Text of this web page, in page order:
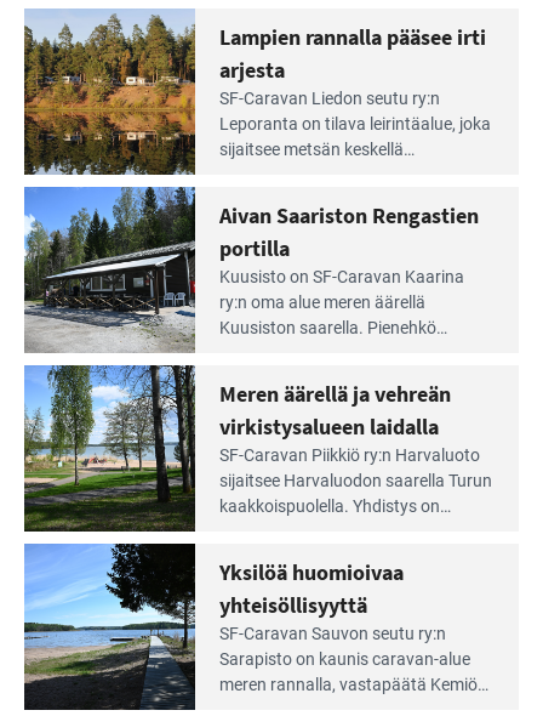
Lue
Leirintäoppaan
artikkeli:
Lampien
rannalla
pääsee
irti
arjesta
Lampien rannalla pääsee irti
arjesta
SF-Caravan Liedon seutu ry:n
Leporanta on tilava leirintäalue, joka
sijaitsee metsän kes­kellä
tarjoaa ympäris­töineen kauniit
maisemat ja loistavat virkistäytymis­
mahdollisuudet.
Lue
Leirintäoppaan
artikkeli:
Aivan
Saariston
Rengastien
portilla
Aivan Saariston Rengastien
portilla
Kuusisto on SF-Caravan Kaarina
ry:n oma alue meren äärellä
Kuusiston saarella. Pie­nehkö
Lue
Leirintäoppaan
artikkeli:
Meren
äärellä
ja
vehreän
virkistysalueen
laidalla
Meren äärellä ja vehreän
virkistysalueen laidalla
SF-Caravan Piikkiö ry:n Harvaluoto
sijait­see Harvaluodon saarella Turun
kaakkois­puolella. Yhdistys on
virkistysalueesta.
Lue
Leirintäoppaan
artikkeli:
Yksilöä
Yksilöä huomioivaa
yhteisöllisyyttä
SF-Caravan Sauvon seutu ry:n
Sarapisto on kaunis caravan-alue
meren rannalla, vasta­päätä Kemiön